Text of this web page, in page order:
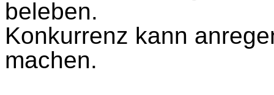
beleben.
Konkurrenz kann
machen.